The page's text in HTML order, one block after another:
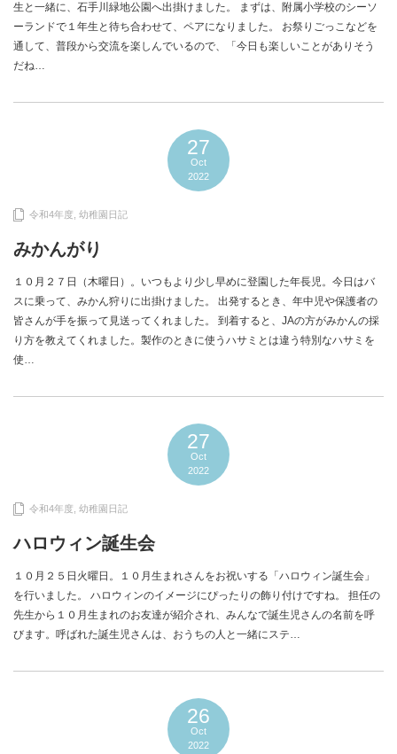
生と一緒に、石手川緑地公園へ出掛けました。 まずは、附属小学校のシーソ
ーランドで１年生と待ち合わせて、ペアになりました。 お祭りごっこなどを
通して、普段から交流を楽しんでいるので、「今日も楽しいことがありそう
だね…
27
Oct
2022
令和4年度 幼稚園日記
みかんがり
１０月２７日（木曜日）。いつもより少し早めに登園した年長児。今日はバ
スに乗って、みかん狩りに出掛けました。 出発するとき、年中児や保護者の
皆さんが手を振って見送ってくれました。 到着すると、JAの方がみかんの採
り方を教えてくれました。製作のときに使うハサミとは違う特別なハサミを
使…
27
Oct
2022
令和4年度 幼稚園日記
ハロウィン誕生会
１０月２５日火曜日。１０月生まれさんをお祝いする「ハロウィン誕生会」
を行いました。 ハロウィンのイメージにぴったりの飾り付けですね。 担任の
先生から１０月生まれのお友達が紹介され、みんなで誕生児さんの名前を呼
びます。呼ばれた誕生児さんは、おうちの人と一緒にステ…
26
Oct
2022